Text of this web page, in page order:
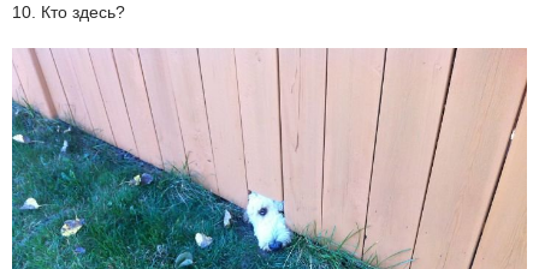
10. Кто здесь?